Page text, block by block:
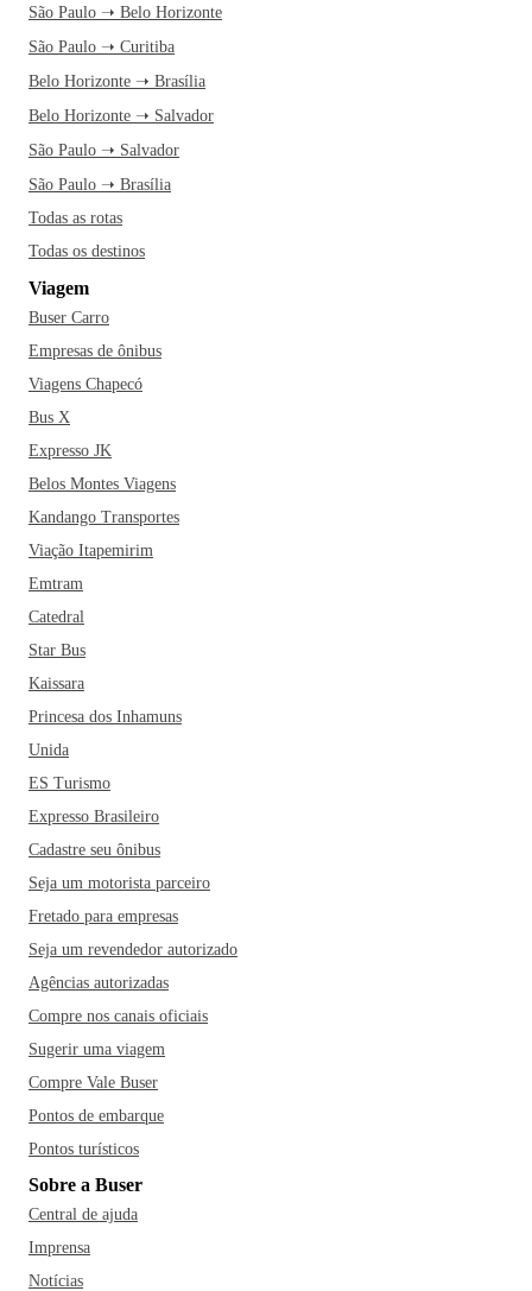
São Paulo ➝ Belo Horizonte
São Paulo ➝ Curitiba
Belo Horizonte ➝ Brasília
Belo Horizonte ➝ Salvador
São Paulo ➝ Salvador
São Paulo ➝ Brasília
Todas as rotas
Todas os destinos
Viagem
Buser Carro
Empresas de ônibus
Viagens Chapecó
Bus X
Expresso JK
Belos Montes Viagens
Kandango Transportes
Viação Itapemirim
Emtram
Catedral
Star Bus
Kaissara
Princesa dos Inhamuns
Unida
ES Turismo
Expresso Brasileiro
Cadastre seu ônibus
Seja um motorista parceiro
Fretado para empresas
Seja um revendedor autorizado
Agências autorizadas
Compre nos canais oficiais
Sugerir uma viagem
Compre Vale Buser
Pontos de embarque
Pontos turísticos
Sobre a Buser
Central de ajuda
Imprensa
Notícias